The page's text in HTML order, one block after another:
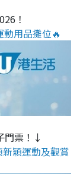
！
用品攤位🔥
門票！↓
穎運動及觀賞